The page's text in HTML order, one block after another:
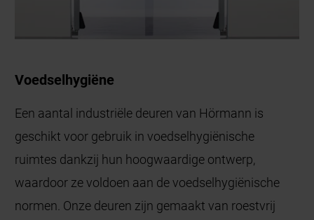
Voedselhygiëne
Een aantal industriële deuren van Hörmann is
geschikt voor gebruik in voedselhygiënische
ruimtes dankzij hun hoogwaardige ontwerp,
waardoor ze voldoen aan de voedselhygiënische
normen. Onze deuren zijn gemaakt van roestvrij